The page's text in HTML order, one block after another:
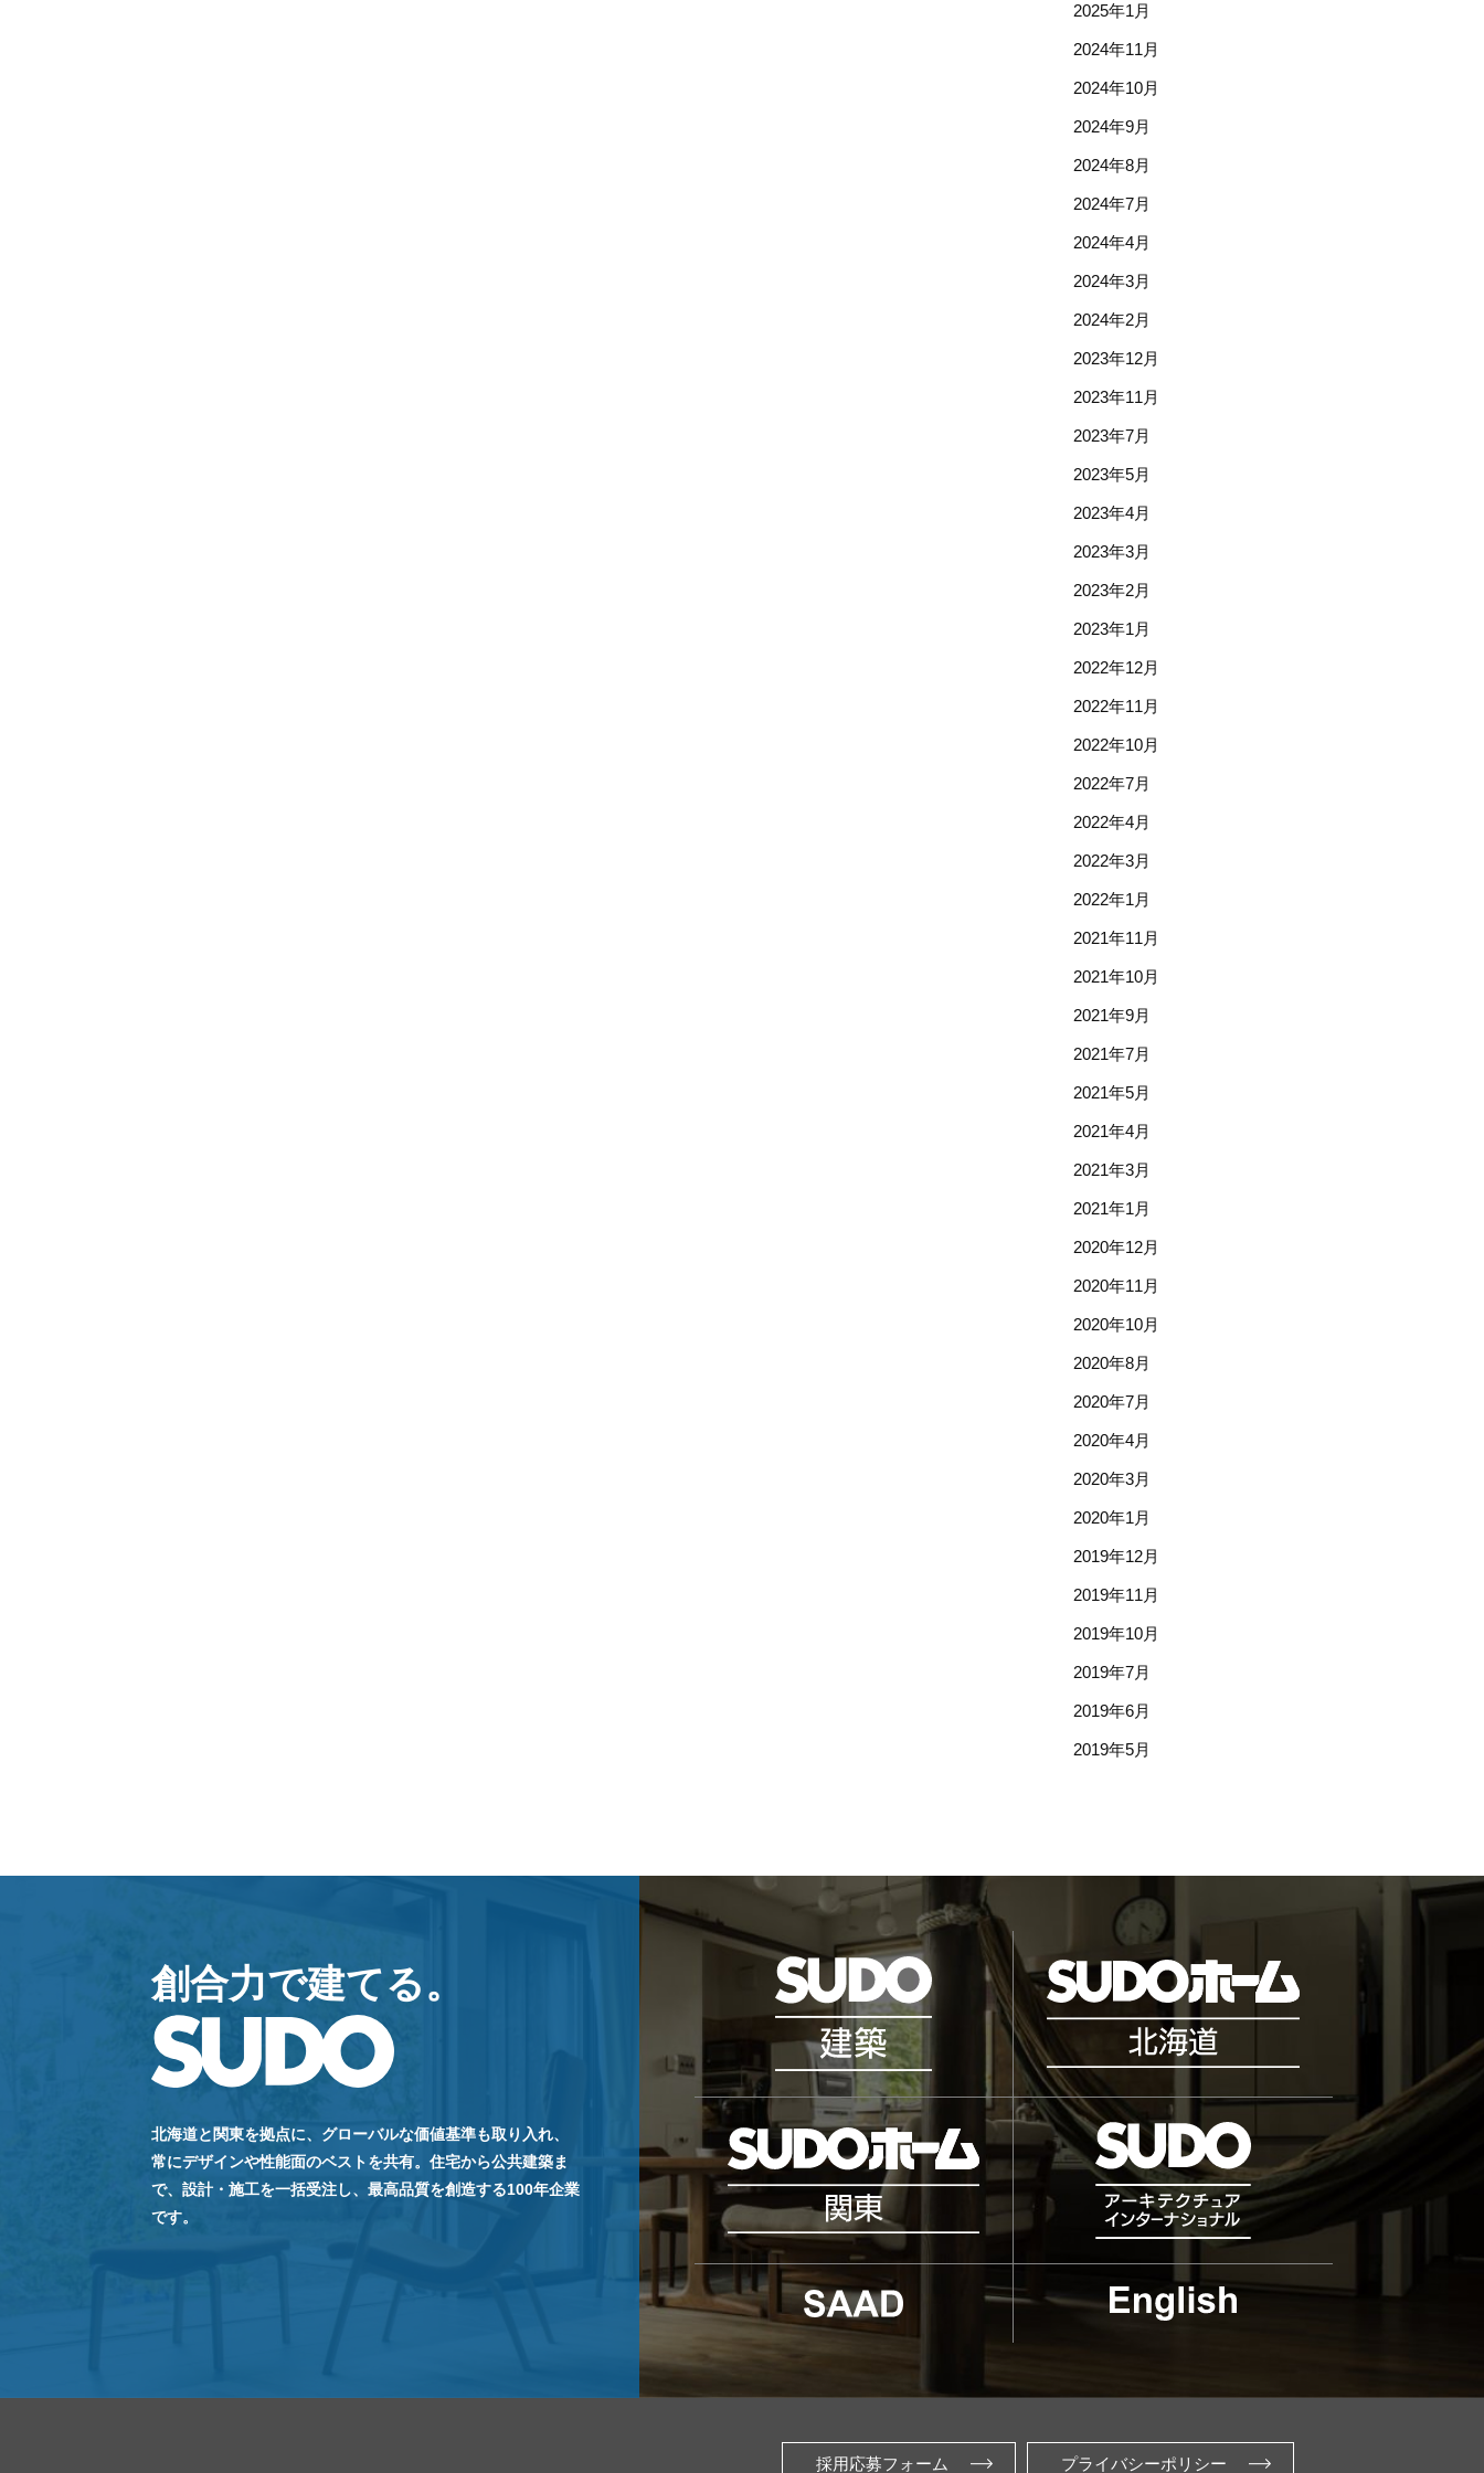
2025年1月
2024年11月
2024年10月
2024年9月
2024年8月
2024年7月
2024年4月
2024年3月
2024年2月
2023年12月
2023年11月
2023年7月
2023年5月
2023年4月
2023年3月
2023年2月
2023年1月
2022年12月
2022年11月
2022年10月
2022年7月
2022年4月
2022年3月
2022年1月
2021年11月
2021年10月
2021年9月
2021年7月
2021年5月
2021年4月
2021年3月
2021年1月
2020年12月
2020年11月
2020年10月
2020年8月
2020年7月
2020年4月
2020年3月
2020年1月
2019年12月
2019年11月
2019年10月
2019年7月
2019年6月
2019年5月
創合力で建てる。
北海道と関東を拠点に、グローバルな価値基準も取り入れ、
常にデザインや性能面のベストを共有。住宅から公共建築ま
で、設計・施工を一括受注し、最高品質を創造する100年企業
です。
採用応募フォーム プライバシーポリシー